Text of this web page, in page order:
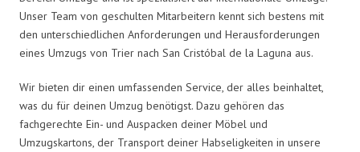
Unser Team von geschulten Mitarbeitern kennt sich bestens mit
den unterschiedlichen Anforderungen und Herausforderungen
eines Umzugs von Trier nach San Cristóbal de la Laguna aus.
Wir bieten dir einen umfassenden Service, der alles beinhaltet,
was du für deinen Umzug benötigst. Dazu gehören das
fachgerechte Ein- und Auspacken deiner Möbel und
Umzugskartons, der Transport deiner Habseligkeiten in unsere